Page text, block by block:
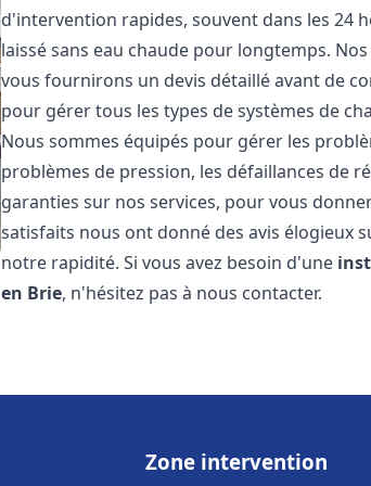
d'intervention rapides, souvent dans les 24
laissé sans eau chaude pour longtemps.
vous fournirons un devis détaillé avant de
pour gérer tous les types de systèmes de
Nous sommes équipés pour gérer les
problèmes de pression, les défaillances de
garanties sur nos services, pour vous
satisfaits nous ont donné des avis élogieux
notre rapidité. Si vous avez besoin d'une
en Brie, n'hésitez pas à nous contacter.
Zone intervention